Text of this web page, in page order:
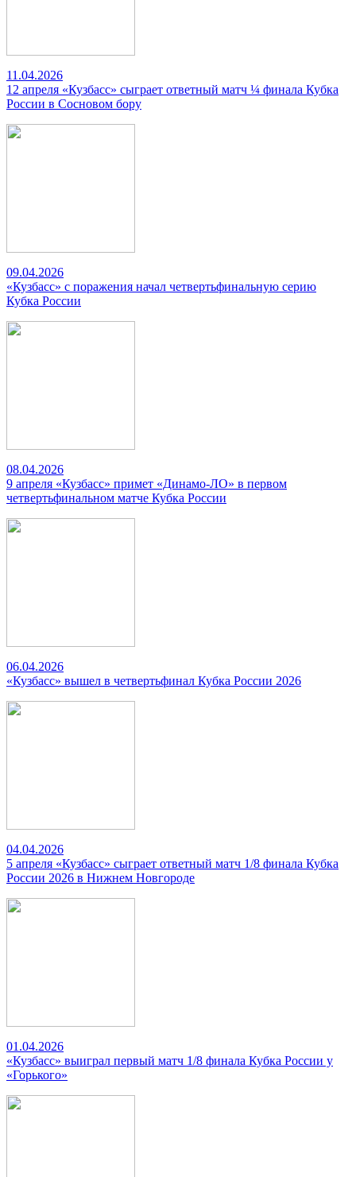
11.04.2026
12 апреля «Кузбасс» сыграет ответный матч ¼ финала Кубка
России в Сосновом бору
09.04.2026
«Кузбасс» с поражения начал четвертьфинальную серию
Кубка России
08.04.2026
9 апреля «Кузбасс» примет «Динамо-ЛО» в первом
четвертьфинальном матче Кубка России
06.04.2026
«Кузбасс» вышел в четвертьфинал Кубка России 2026
04.04.2026
5 апреля «Кузбасс» сыграет ответный матч 1/8 финала Кубка
России 2026 в Нижнем Новгороде
01.04.2026
«Кузбасс» выиграл первый матч 1/8 финала Кубка России у
«Горького»